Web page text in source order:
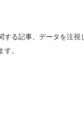
する記事、データを注
。